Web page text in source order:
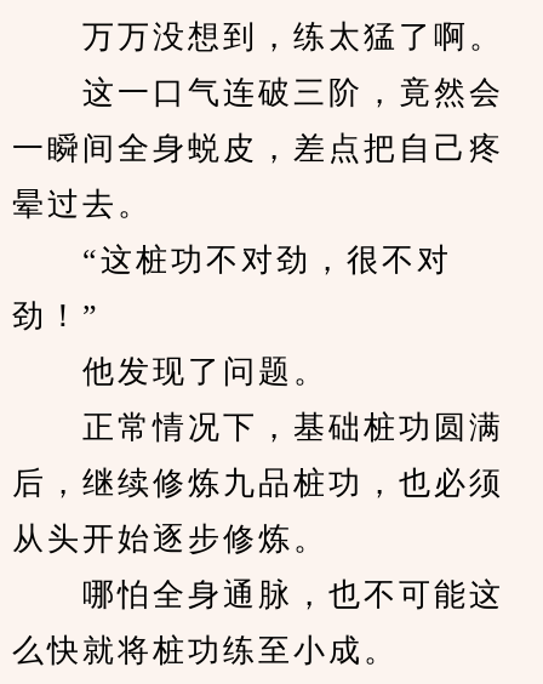
万万没想到，练太猛了啊。
这一口气连破三阶，竟然会
一瞬间全身蜕皮，差点把自己疼
晕过去。
“这桩功不对劲，很不对
劲！”
他发现了问题。
正常情况下，基础桩功圆满
后，继续修炼九品桩功，也必须
从头开始逐步修炼。
哪怕全身通脉，也不可能这
么快就将桩功练至小成。